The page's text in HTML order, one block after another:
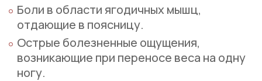
Боли в области ягодичных мышц,
отдающие в поясницу.
Острые болезненные ощущения,
возникающие при переносе веса на одну
ногу.